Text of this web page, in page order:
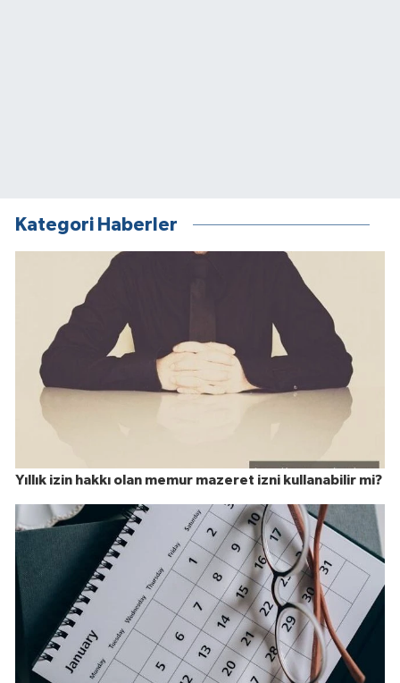
Kategori Haberler
Yıllık izin hakkı olan memur mazeret izni kullanabilir mi?